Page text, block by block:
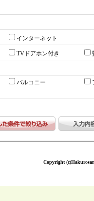
インターネット
TVドアホン付き
バルコニー
Copyright